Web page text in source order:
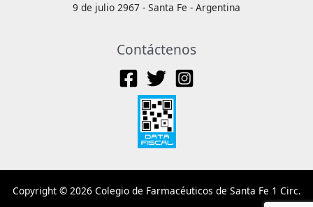
9 de julio 2967 - Santa Fe - Argentina
Contáctenos
Copyright © 2026 Colegio de Farmacéuticos de Santa Fe 1 Circ.